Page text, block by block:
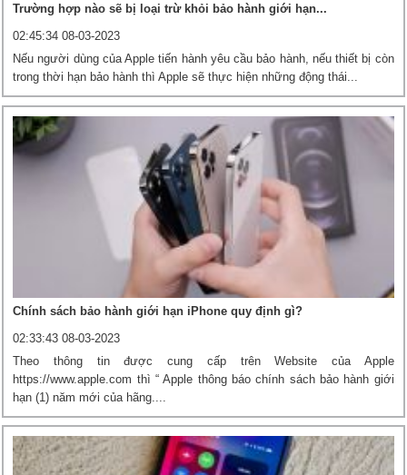
Trường hợp nào sẽ bị loại trừ khỏi bảo hành giới hạn...
02:45:34 08-03-2023
Nếu người dùng của Apple tiến hành yêu cầu bảo hành, nếu thiết bị còn
trong thời hạn bảo hành thì Apple sẽ thực hiện những động thái...
Chính sách bảo hành giới hạn iPhone quy định gì?
02:33:43 08-03-2023
Theo thông tin được cung cấp trên Website của Apple
https://www.apple.com thì “ Apple thông báo chính sách bảo hành giới
hạn (1) năm mới của hãng....